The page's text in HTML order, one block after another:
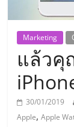
ธุรกิจ
เอ
ส
Marketing
แล้วคุ
30/01/2019
Apple,Apple